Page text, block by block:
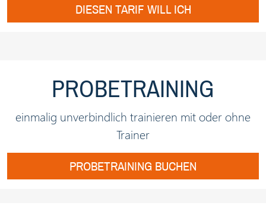
DIESEN TARIF WILL ICH
PROBETRAINING
einmalig unverbindlich trainieren mit oder ohne
Trainer
PROBETRAINING BUCHEN